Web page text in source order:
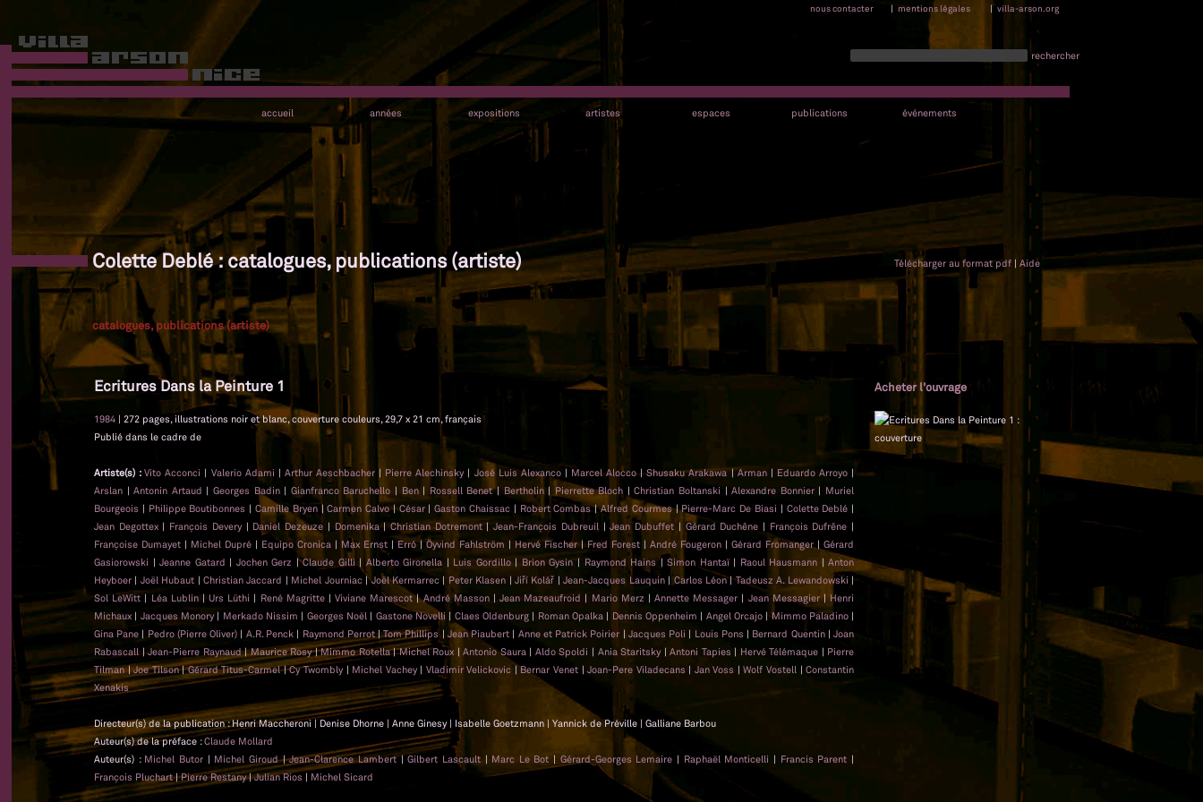
nous contacter | mentions légales | villa-arson.org
rechercher
accueil années expositions artistes espaces publications événements
Colette Deblé : catalogues, publications (artiste) Télécharger au format pdf | Aide
catalogues, publications (artiste)
Ecritures Dans la Peinture 1 Acheter l'ouvrage
1984 | 272 pages, illustrations noir et blanc, couverture couleurs, 29,7 x 21 cm, français
Publié dans le cadre de
Artiste(s) :Vito Acconci | Valerio Adami | Arthur Aeschbacher| Pierre Alechinsky| José Luis Alexanco| Marcel Alocco |Shusaku Arakawa|Arman| Eduardo Arroyo|
Arslan |Antonin Artaud | Georges Badin| Gianfranco Baruchello | Ben| Rossell Benet| Bertholin| Pierrette Bloch |Christian Boltanski |Alexandre Bonnier| Muriel
Bourgeois | Philippe Boutibonnes | Camille Bryen|Carmen Calvo|César|Gaston Chaissac | Robert Combas|Alfred Courmes|Pierre-Marc De Biasi | Colette Deblé |
Jean Degottex| François Devery| Daniel Dezeuze | Domenika|Christian Dotremont|Jean-François Dubreuil |Jean Dubuffet | Gérard Duchêne | François Dufrêne |
Françoise Dumayet | Michel Dupré | Equipo Cronica | Max Ernst |Erró|Öyvind Fahlström | Hervé Fischer|Fred Forest | André Fougeron | Gérard Fromanger | Gérard
Gasiorowski |Jeanne Gatard | Jochen Gerz |Claude Gilli| Alberto Gironella | Luis Gordillo| Brion Gysin | Raymond Hains|Simon Hantaï| Raoul Hausmann |Anton
Heyboer | Joël Hubaut |Christian Jaccard | Michel Journiac|Joël Kermarrec | Peter Klasen |Jiří Kolář |Jean-Jacques Lauquin|Carlos Léon|Tadeusz A. Lewandowski |
Sol LeWitt| Léa Lublin|Urs Lüthi | René Magritte|Viviane Marescot|André Masson|Jean Mazeaufroid | Mario Merz |Annette Messager | Jean Messagier|Henri
Michaux | Jacques Monory| Merkado Nissim | Georges Noël | Gastone Novelli | Claes Oldenburg| Roman Opalka | Dennis Oppenheim | Angel Orcajo|Mimmo Paladino|
Gina Pane | Pedro (Pierre Oliver) | A.R. Penck | Raymond Perrot|Tom Phillips| Jean Piaubert | Anne et Patrick Poirier | Jacques Poli | Louis Pons | Bernard Quentin|Joan
Rabascall|Jean-Pierre Raynaud|Maurice Rosy|Mimmo Rotella|Michel Roux |Antonio Saura | Aldo Spoldi | Ania Staritsky |Antoni Tapies | Hervé Télémaque | Pierre
Tilman|Joe Tilson|Gérard Titus-Carmel|Cy Twombly| Michel Vachey| Vladimir Velickovic |Bernar Venet |Joan-Pere Viladecans | Jan Voss |Wolf Vostell |Constantin
Xenakis
Directeur(s) de la publication : Henri Maccheroni | Denise Dhorne | Anne Ginesy | Isabelle Goetzmann | Yannick de Préville | Galliane Barbou
Auteur(s) de la préface :Claude Mollard
Auteur(s) : Michel Butor | Michel Giroud|Jean-Clarence Lambert|Gilbert Lascault | Marc Le Bot | Gérard-Georges Lemaire | Raphaël Monticelli | Francis Parent |
François Pluchart|Pierre Restany|Julian Rios | Michel Sicard